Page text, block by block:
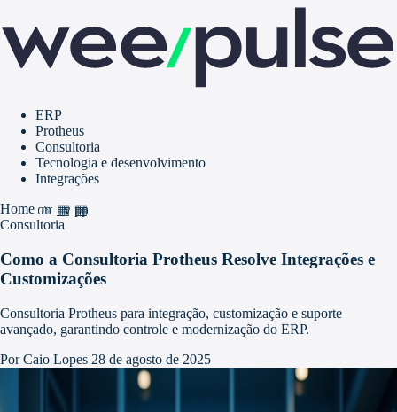
ERP
Protheus
Consultoria
Tecnologia e desenvolvimento
Integrações
Homehome
grid_view
apps
Consultoria
Como a Consultoria Protheus Resolve Integrações e
Customizações
Consultoria Protheus para integração, customização e suporte
avançado, garantindo controle e modernização do ERP.
Por Caio Lopes 28 de agosto de 2025